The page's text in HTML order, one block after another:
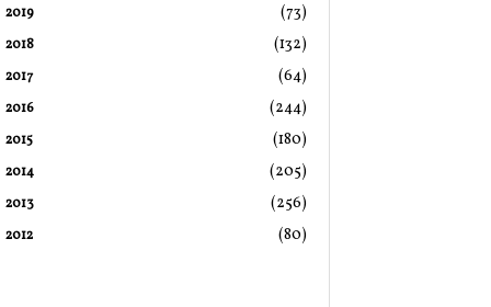
2019 (73)
2018 (132)
2017 (64)
2016 (244)
2015 (180)
2014 (205)
2013 (256)
2012 (80)